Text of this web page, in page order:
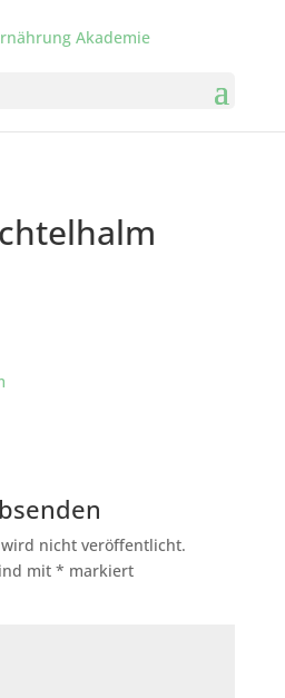
nicht veröffentlicht.
mit * markiert